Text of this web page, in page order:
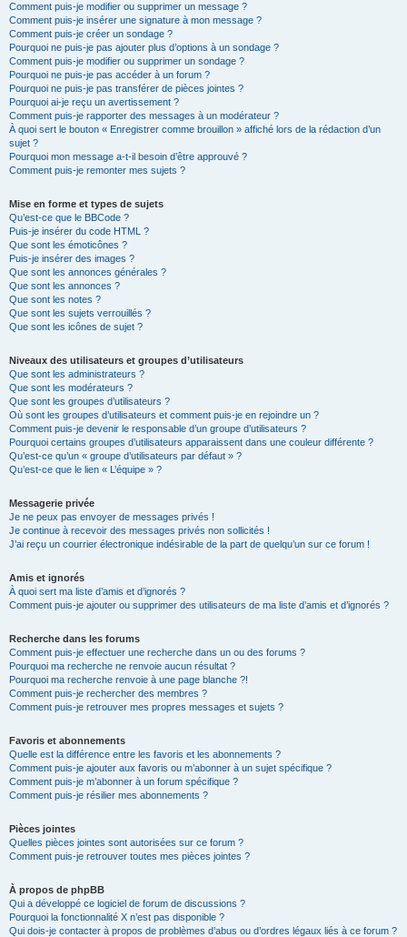
Comment puis-je modifier ou supprimer un message ?
Comment puis-je insérer une signature à mon message ?
Comment puis-je créer un sondage ?
Pourquoi ne puis-je pas ajouter plus d’options à un sondage ?
Comment puis-je modifier ou supprimer un sondage ?
Pourquoi ne puis-je pas accéder à un forum ?
Pourquoi ne puis-je pas transférer de pièces jointes ?
Pourquoi ai-je reçu un avertissement ?
Comment puis-je rapporter des messages à un modérateur ?
À quoi sert le bouton « Enregistrer comme brouillon » affiché lors de la rédaction d’un
sujet ?
Pourquoi mon message a-t-il besoin d’être approuvé ?
Comment puis-je remonter mes sujets ?
Mise en forme et types de sujets
Qu’est-ce que le BBCode ?
Puis-je insérer du code HTML ?
Que sont les émoticônes ?
Puis-je insérer des images ?
Que sont les annonces générales ?
Que sont les annonces ?
Que sont les notes ?
Que sont les sujets verrouillés ?
Que sont les icônes de sujet ?
Niveaux des utilisateurs et groupes d’utilisateurs
Que sont les administrateurs ?
Que sont les modérateurs ?
Que sont les groupes d’utilisateurs ?
Où sont les groupes d’utilisateurs et comment puis-je en rejoindre un ?
Comment puis-je devenir le responsable d’un groupe d’utilisateurs ?
Pourquoi certains groupes d’utilisateurs apparaissent dans une couleur différente ?
Qu’est-ce qu’un « groupe d’utilisateurs par défaut » ?
Qu’est-ce que le lien « L’équipe » ?
Messagerie privée
Je ne peux pas envoyer de messages privés !
Je continue à recevoir des messages privés non sollicités !
J’ai reçu un courrier électronique indésirable de la part de quelqu’un sur ce forum !
Amis et ignorés
À quoi sert ma liste d’amis et d’ignorés ?
Comment puis-je ajouter ou supprimer des utilisateurs de ma liste d’amis et d’ignorés ?
Recherche dans les forums
Comment puis-je effectuer une recherche dans un ou des forums ?
Pourquoi ma recherche ne renvoie aucun résultat ?
Pourquoi ma recherche renvoie à une page blanche ?!
Comment puis-je rechercher des membres ?
Comment puis-je retrouver mes propres messages et sujets ?
Favoris et abonnements
Quelle est la différence entre les favoris et les abonnements ?
Comment puis-je ajouter aux favoris ou m’abonner à un sujet spécifique ?
Comment puis-je m’abonner à un forum spécifique ?
Comment puis-je résilier mes abonnements ?
Pièces jointes
Quelles pièces jointes sont autorisées sur ce forum ?
Comment puis-je retrouver toutes mes pièces jointes ?
À propos de phpBB
Qui a développé ce logiciel de forum de discussions ?
Pourquoi la fonctionnalité X n’est pas disponible ?
Qui dois-je contacter à propos de problèmes d’abus ou d’ordres légaux liés à ce forum ?